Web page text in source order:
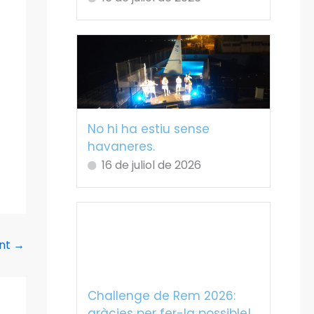
→
No hi ha estiu sense
havaneres.
16 de juliol de 2026
Challenge de Rem 2026: